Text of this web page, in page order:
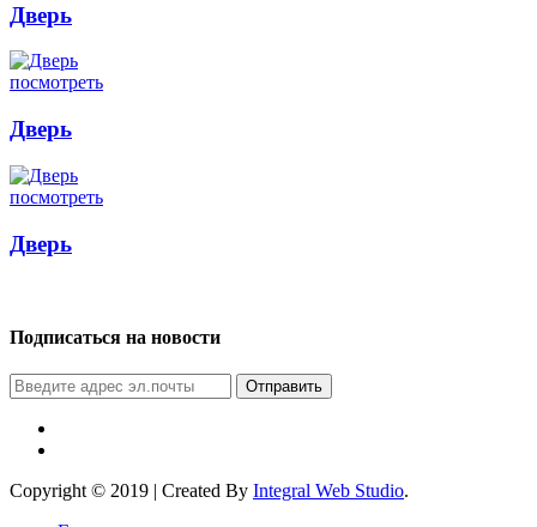
Дверь
посмотреть
Дверь
посмотреть
Дверь
Подписаться на новости
Отправить
Copyright © 2019 | Created By Integral Web Studio.